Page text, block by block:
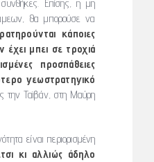
Επίσης, η μη
θα μπορούσε να
κάποιες
μπει σε τροχιά
προσπάθειες
γεωστρατηγικό
την Ταϊβάν, στη Μαύρη
είναι περιορισμένη
κι αλλιώς άδηλο